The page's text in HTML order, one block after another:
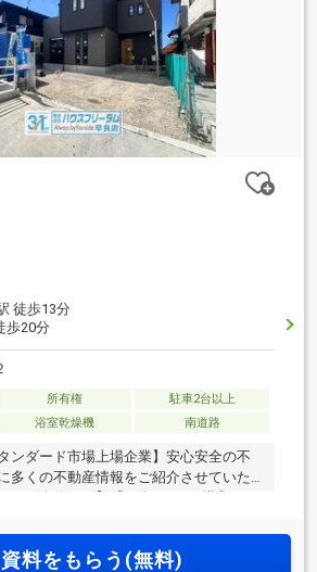
徒歩13分
歩20分
所有権
駐車2台以上
浴室乾燥機 南道路
ンダード市場上場企業】安心安全の不
多くの不動産情報をご紹介させていた
ンに自信あり】「頭金0円でも購入でき
この銀行で借りるとお得？」「他にロ
通らなかった方もお気軽にご相談下さ
資料をもらう(無料)